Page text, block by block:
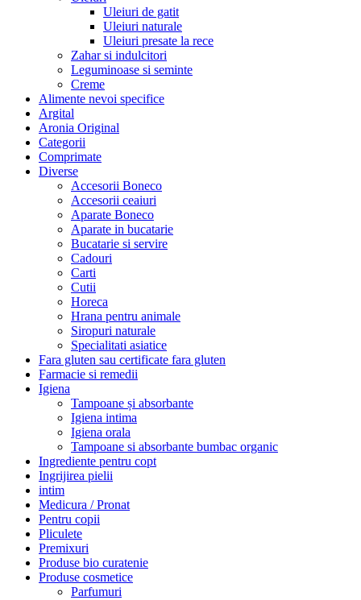
Uleiuri de gatit
Uleiuri naturale
Uleiuri presate la rece
Zahar si indulcitori
Leguminoase si seminte
Creme
Alimente nevoi specifice
Argital
Aronia Original
Categorii
Comprimate
Diverse
Accesorii Boneco
Accesorii ceaiuri
Aparate Boneco
Aparate in bucatarie
Bucatarie si servire
Cadouri
Carti
Cutii
Horeca
Hrana pentru animale
Siropuri naturale
Specialitati asiatice
Fara gluten sau certificate fara gluten
Farmacie si remedii
Igiena
Tampoane și absorbante
Igiena intima
Igiena orala
Tampoane si absorbante bumbac organic
Ingrediente pentru copt
Ingrijirea pielii
intim
Medicura / Pronat
Pentru copii
Pliculete
Premixuri
Produse bio curatenie
Produse cosmetice
Parfumuri